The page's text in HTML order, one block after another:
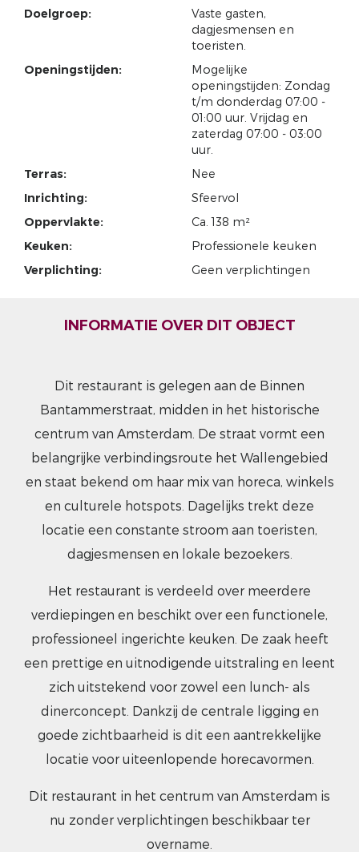
Doelgroep:
Vaste gasten,
dagjesmensen en
toeristen.
Openingstijden:
Mogelijke
openingstijden: Zondag
t/m donderdag 07:00 -
01:00 uur. Vrijdag en
zaterdag 07:00 - 03:00
uur.
Terras: Nee
Inrichting: Sfeervol
Oppervlakte: Ca. 138 m²
Keuken: Professionele keuken
Verplichting: Geen verplichtingen
INFORMATIE OVER DIT OBJECT
Dit restaurant is gelegen aan de Binnen
Bantammerstraat, midden in het historische
centrum van Amsterdam. De straat vormt een
belangrijke verbindingsroute het Wallengebied
en staat bekend om haar mix van horeca, winkels
en culturele hotspots. Dagelijks trekt deze
locatie een constante stroom aan toeristen,
dagjesmensen en lokale bezoekers.
Het restaurant is verdeeld over meerdere
verdiepingen en beschikt over een functionele,
professioneel ingerichte keuken. De zaak heeft
een prettige en uitnodigende uitstraling en leent
zich uitstekend voor zowel een lunch- als
dinerconcept. Dankzij de centrale ligging en
goede zichtbaarheid is dit een aantrekkelijke
locatie voor uiteenlopende horecavormen.
Dit restaurant in het centrum van Amsterdam is
nu zonder verplichtingen beschikbaar ter
overname.